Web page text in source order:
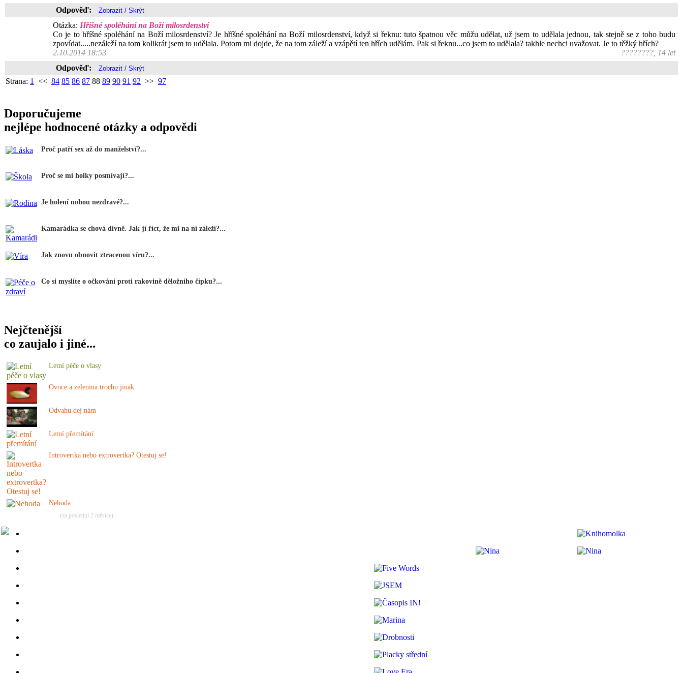
Odpověď:
Otázka: Hříšné spoléhání na Boží milosrdenství
Co je to hříšné spoléhání na Boží milosrdenství? Je hříšné spoléhání na Boží milosrdenství, když si řeknu: tuto špatnou věc můžu udělat, už jsem to udělala jednou, tak stejně se z toho budu
zpovídat.....nezáleží na tom kolikrát jsem to udělala. Potom mi dojde, že na tom záleží a vzápětí ten hřích udělám. Pak si řeknu...co jsem to udělala? takhle nechci uvažovat. Je to těžký hřích?
2.10.2014 18:53
????????, 14 let
Odpověď:
Strana: 1 << 84 85 86 87 88 89 90 91 92 >> 97
Doporučujeme
nejlépe hodnocené otázky a odpovědi
Proč patří sex až do manželství?...
Proč se mi holky posmívají?...
Je holení nohou nezdravé?...
Kamarádka se chová divně. Jak jí říct, že mi na ní záleží?...
Jak znovu obnovit ztracenou víru?...
Co si myslíte o očkování proti rakovině děložního čípku?...
Nejčtenější
co zaujalo i jiné...
Letní péče o vlasy
Ovoce a zelenina trochu jinak
Odvahu dej nám
Letní přemítání
Introvertka nebo extrovertka? Otestuj se!
Nehoda
(za poslední 2 měsíce)